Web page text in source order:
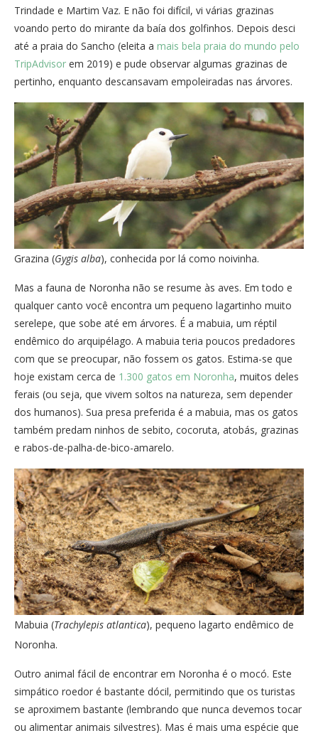
Trindade e Martim Vaz. E não foi difícil, vi várias grazinas
voando perto do mirante da baía dos golfinhos. Depois desci
até a praia do Sancho (eleita a mais bela praia do mundo pelo
TripAdvisor em 2019) e pude observar algumas grazinas de
pertinho, enquanto descansavam empoleiradas nas árvores.
Grazina (Gygis alba), conhecida por lá como noivinha.
Mas a fauna de Noronha não se resume às aves. Em todo e
qualquer canto você encontra um pequeno lagartinho muito
serelepe, que sobe até em árvores. É a mabuia, um réptil
endêmico do arquipélago. A mabuia teria poucos predadores
com que se preocupar, não fossem os gatos. Estima-se que
hoje existam cerca de 1.300 gatos em Noronha, muitos deles
ferais (ou seja, que vivem soltos na natureza, sem depender
dos humanos). Sua presa preferida é a mabuia, mas os gatos
também predam ninhos de sebito, cocoruta, atobás, grazinas
e rabos-de-palha-de-bico-amarelo.
Mabuia (Trachylepis atlantica), pequeno lagarto endêmico de
Noronha.
Outro animal fácil de encontrar em Noronha é o mocó. Este
simpático roedor é bastante dócil, permitindo que os turistas
se aproximem bastante (lembrando que nunca devemos tocar
ou alimentar animais silvestres). Mas é mais uma espécie que